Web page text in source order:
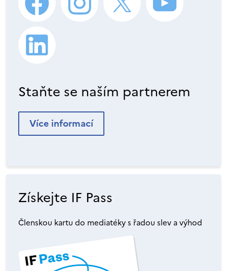
Staňte se naším partnerem
Více informací
Získejte IF Pass
Členskou kartu do mediatéky s řadou slev a výhod